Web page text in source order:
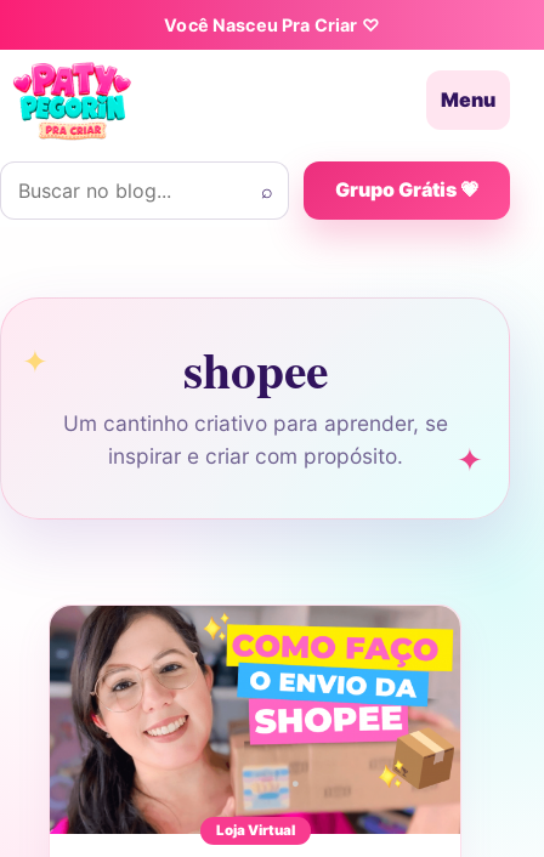
Pular para o conteúdoVocê Nasceu Pra Criar ♡
Menu
Buscar por:
⌕ Grupo Grátis 💗
shopee
Um cantinho criativo para aprender, se
inspirar e criar com propósito.
Loja Virtual